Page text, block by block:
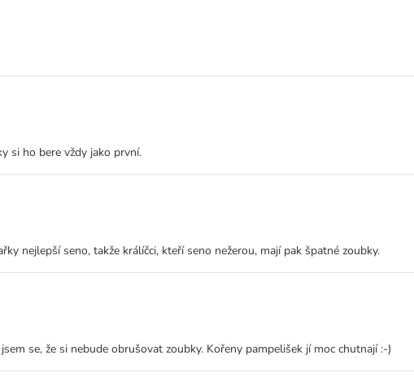
si ho bere vždy jako první.
nejlepší seno, takže králíčci, kteří seno nežerou, mají pak špatné zoubky.
se, že si nebude obrušovat zoubky. Kořeny pampelišek jí moc chutnají :-)